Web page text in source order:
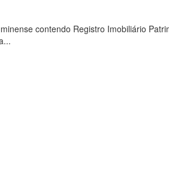
contendo Registro Imobiliário